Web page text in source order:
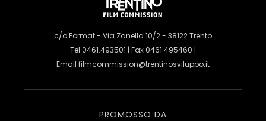
c/o Format - Via Zanella 10/2 - 38122 Trento
Tel 0461.493501 | Fax 0461.495460 |
Email filmcommission@trentinosviluppo.it
PROMOSSO DA